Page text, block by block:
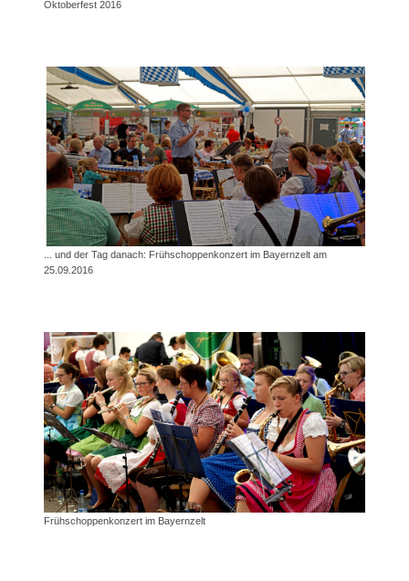
Oktoberfest 2016
... und der Tag danach: Frühschoppenkonzert im Bayernzelt am
25.09.2016
Frühschoppenkonzert im Bayernzelt